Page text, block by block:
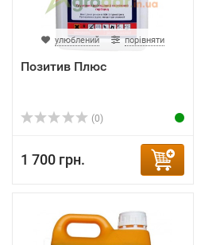
улюблений порівняти
Позитив Плюс
(0)
1 700 грн.